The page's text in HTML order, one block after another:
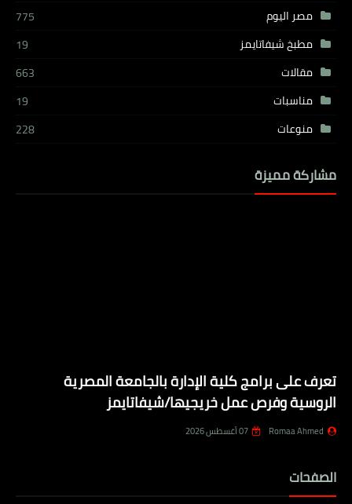
مصر اليوم
775
مطبخ شيفاتايمز
19
مقالات
663
مناسبات
19
منوعات
228
مشاركة مميزة
تعرف على برامج كلية الإدارة بالجامعة المصرية
الروسية وفرص عمل خريجيها/شيفاتايمز
Romaa Ahmed 07 أغسطس 2026
الصفحات